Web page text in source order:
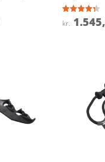
Vurderet
4.3
kr.